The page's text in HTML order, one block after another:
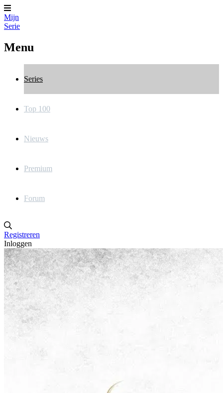
Mijn
Serie
Menu
Series
Top 100
Nieuws
Premium
Forum
Registreren
Inloggen